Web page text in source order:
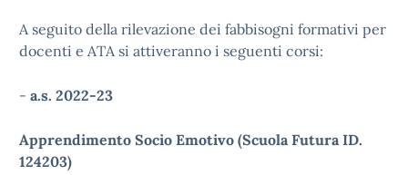
A seguito della rilevazione dei fabbisogni formativi per
docenti e ATA si attiveranno i seguenti corsi:
- a.s. 2022-23
Apprendimento Socio Emotivo (Scuola Futura ID.
124203)